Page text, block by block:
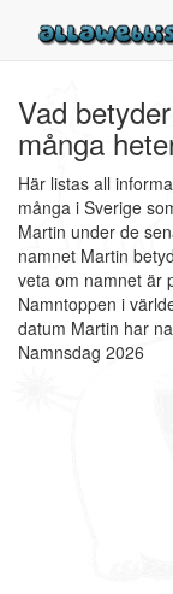
Vad
många
Här listas all
många i Sverige
Martin under de
namnet Martin
veta om namnet är
Namntoppen i
datum Martin har
Namnsdag 2026